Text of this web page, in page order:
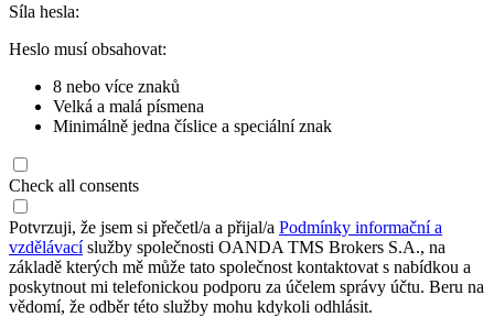
Síla hesla:
Heslo musí obsahovat:
8 nebo více znaků
Velká a malá písmena
Minimálně jedna číslice a speciální znak
Check all consents
Potvrzuji, že jsem si přečetl/a a přijal/a Podmínky informační a
vzdělávacíslužby společnosti OANDA TMS Brokers S.A., na
základě kterých mě může tato společnost kontaktovat s nabídkou a
poskytnout mi telefonickou podporu za účelem správy účtu. Beru na
vědomí, že odběr této služby mohu kdykoli odhlásit.